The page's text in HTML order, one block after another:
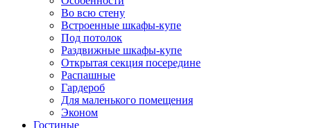
Во всю стену
Встроенные шкафы-купе
Под потолок
Раздвижные шкафы-купе
Открытая секция посередине
Распашные
Гардероб
Для маленького помещения
Эконом
Гостиные